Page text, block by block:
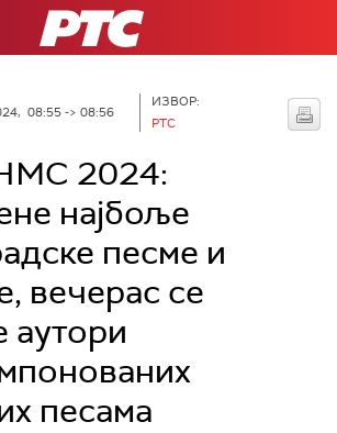
РТС
08:55 -> 08:56
ИЗВОР:
РТС
2024:
најбоље
песме и
вечерас се
аутори
песама